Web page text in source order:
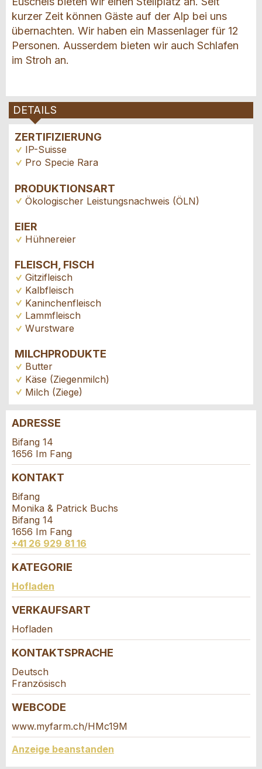
kurzer Zeit können Gäste auf der Alp bei uns
übernachten. Wir haben ein Massenlager für 12
Personen. Ausserdem bieten wir auch Schlafen
im Stroh an.
DETAILS
ZERTIFIZIERUNG
IP-Suisse
Pro Specie Rara
PRODUKTIONSART
Ökologischer Leistungsnachweis (ÖLN)
EIER
Hühnereier
FLEISCH, FISCH
Gitzifleisch
Kalbfleisch
Kaninchenfleisch
Lammfleisch
Wurstware
MILCHPRODUKTE
Butter
Käse (Ziegenmilch)
Milch (Ziege)
Anzeige beanstanden
Ihr Feedback wird sehr geschätzt!
Allgemeines Feedback
Anzeige nicht mehr gültig
Anzeige unvollständig
Nachricht
Anzeige weiterempfehlen
Empfehlen Sie diese Anzeige an Freunde weiter.
* Eingabe erforderlich
ANZEIGE WEITEREMPFEHLEN
Schliessen
Reservation
Anzahl der Teilnehmer *:
Vorname / Nachname *:
Firma / Organisation:
Adresszusatz:
Strasse und Nr. *:
PLZ / Ort *:
ADRESSE
Bifang 14
1656 Im Fang
KONTAKT
Bifang
Monika & Patrick Buchs
Bifang 14
1656 Im Fang
+41 26 929 81 16
Kontakt
Verfassen Sie eine Nachricht für die
Kontaktpersonen dieser Anzeige.
Adresse
KATEGORIE
Hofladen
VERKAUFSART
Hofladen
KONTAKTSPRACHE
Deutsch
Französisch
WEBCODE
www.myfarm.ch/HMc19M
Anzeige beanstanden